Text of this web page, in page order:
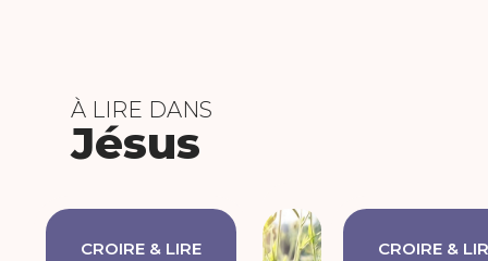
À LIRE DANS
Jésus
CROIRE & LIRE CROIRE &